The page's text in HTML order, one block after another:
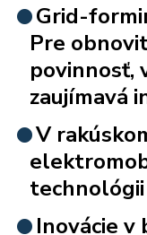
Grid-
Pre
povinnosť,
zaujímavá
V
Inovácie v